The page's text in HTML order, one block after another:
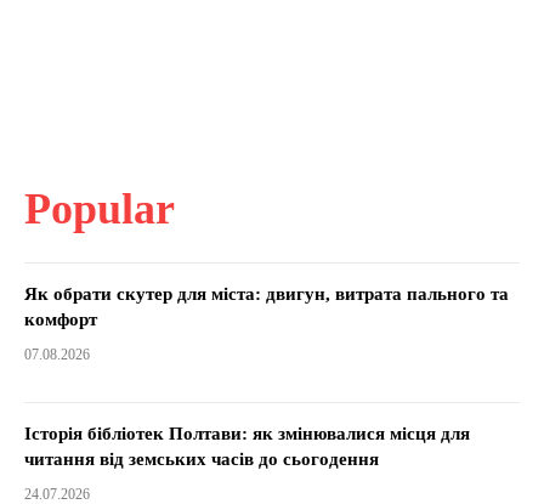
Popular
Як обрати скутер для міста: двигун, витрата пального та
комфорт
07.08.2026
Історія бібліотек Полтави: як змінювалися місця для
читання від земських часів до сьогодення
24.07.2026